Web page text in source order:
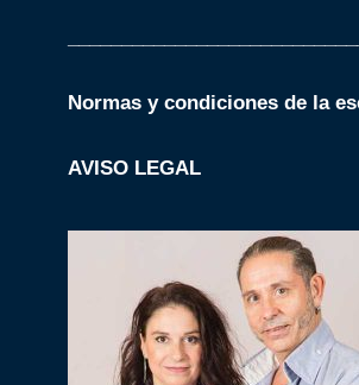
Normas y condiciones de la
AVISO LEGAL